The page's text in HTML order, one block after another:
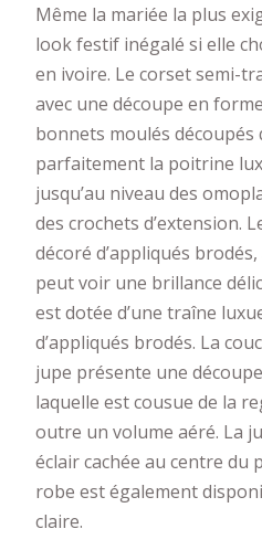
Même la mariée la plus
look festif inégalé si elle
en ivoire. Le corset semi-
avec une découpe en
bonnets moulés
parfaitement la poitrine
jusqu’au niveau des
des crochets d’extension.
décoré d’appliqués
peut voir une brillance
est dotée d’une traîne
d’appliqués brodés. La
jupe présente une
laquelle est cousue de la
outre un volume aéré. La
éclair cachée au centre du
robe est également
claire.